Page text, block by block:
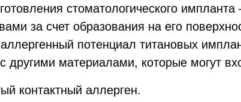
стоматологического
за счет образования на его
потенциал титановых
другими материалами, которые могут
контактный аллерген.